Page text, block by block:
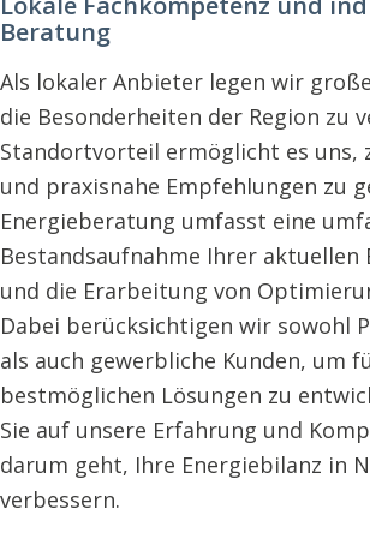
Beratung
Als lokaler Anbieter legen wir
die Besonderheiten der Region zu
Standortvorteil ermöglicht es uns,
und praxisnahe Empfehlungen zu
Energieberatung umfasst eine
Bestandsaufnahme Ihrer aktuellen
und die Erarbeitung von
Dabei berücksichtigen wir sowohl
als auch gewerbliche Kunden, um
bestmöglichen Lösungen zu
Sie auf unsere Erfahrung und
darum geht, Ihre Energiebilanz in
verbessern.